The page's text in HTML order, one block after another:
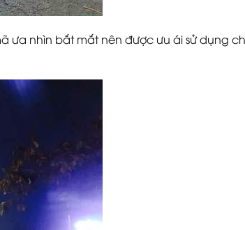
ưa nhìn bắt mắt nên được ưu ái sử dụng